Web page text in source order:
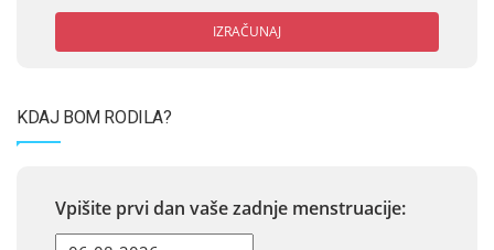
IZRAČUNAJ
KDAJ BOM RODILA?
Vpišite prvi dan vaše zadnje menstruacije: